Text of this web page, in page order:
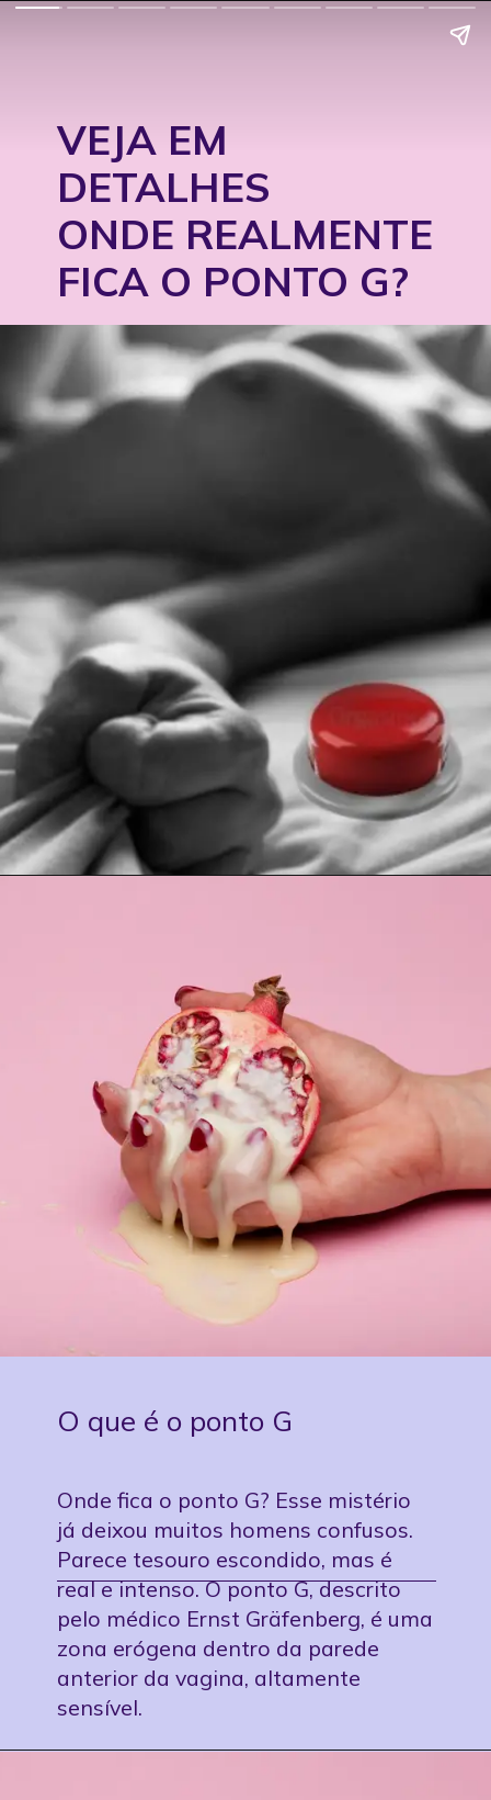
VEJA EM
DETALHES
ONDE REALMENTE
FICA O PONTO G?
O que é o ponto G
Onde fica o ponto G? Esse mistério
já deixou muitos homens confusos.
Parece tesouro escondido, mas é
real e intenso. O ponto G, descrito
pelo médico Ernst Gräfenberg, é uma
zona erógena dentro da parede
anterior da vagina, altamente
sensível.